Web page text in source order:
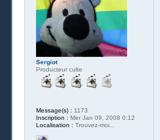
Sergiot
Producteur culte
Message(s) : 1173
Inscription : Mer Jan 09, 2008 0:12
Localisation : Trouvez-moi...